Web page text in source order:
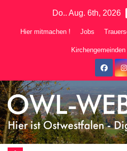
Do.. Aug. 6th, 2026
Hier mitmachen ! Jobs